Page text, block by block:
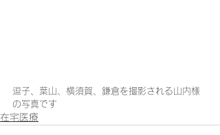
逗子、葉山、横須賀、鎌倉を撮影される山内様
の写真です
在宅医療